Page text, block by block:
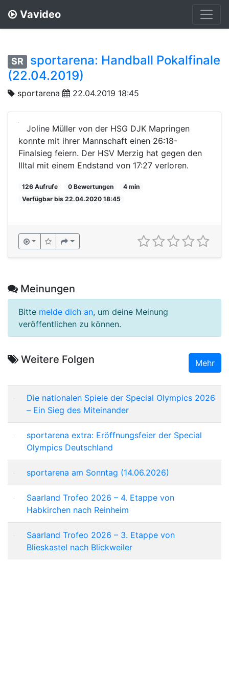
Vavideo
SR
sportarena: Handball Pokalfinale
(22.04.2019)
sportarena 22.04.2019 18:45
Joline Müller von der HSG DJK Mapringen
konnte mit ihrer Mannschaft einen 26:18-
Finalsieg feiern. Der HSV Merzig hat gegen den
Illtal mit einem Endstand von 17:27 verloren.
126 Aufrufe 0 Bewertungen
4 min
Verfügbar bis 22.04.2020 18:45
Meinungen
Bitte melde dich an, um deine Meinung
veröffentlichen zu können.
Weitere Folgen Mehr
Die nationalen Spiele der Special Olympics 2026
– Ein Sieg des Miteinander
sportarena extra: Eröffnungsfeier der Special
Olympics Deutschland
sportarena am Sonntag (14.06.2026)
Saarland Trofeo 2026 – 4. Etappe von
Habkirchen nach Reinheim
Saarland Trofeo 2026 – 3. Etappe von
Blieskastel nach Blickweiler